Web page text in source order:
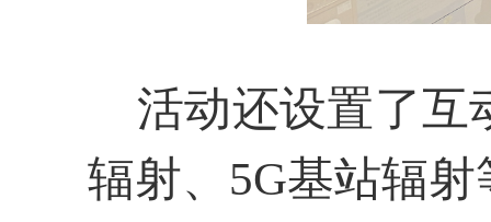
活动还设置了互
辐射、 5G基站辐